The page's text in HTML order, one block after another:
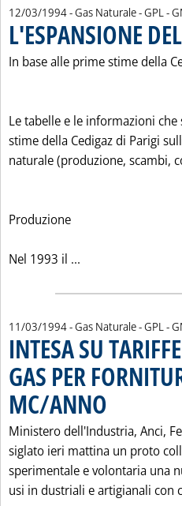
12/03/1994- Gas Naturale - GPL -
L'ESPANSIONE
In base alle prime stime della
Le tabelle e le informazioni
stime della Cedigaz di Parigi
naturale (produzione, scambi,
Produzione
Nel 1993 il ...
11/03/1994- Gas Naturale - GPL -
INTESA SU
GAS PER
MC/ANNO
Ministero dell'Industria, Anci,
siglato ieri mattina un proto
sperimentale e volontaria una
usi in dustriali e artigianali con